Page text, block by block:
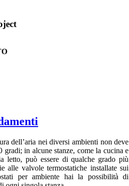
dell’aria nei diversi ambienti non deve
gradi; in alcune stanze, come la cucina e
letto, può essere di qualche grado più
alle valvole termostatiche installate sui
per ambiente hai la possibilità di